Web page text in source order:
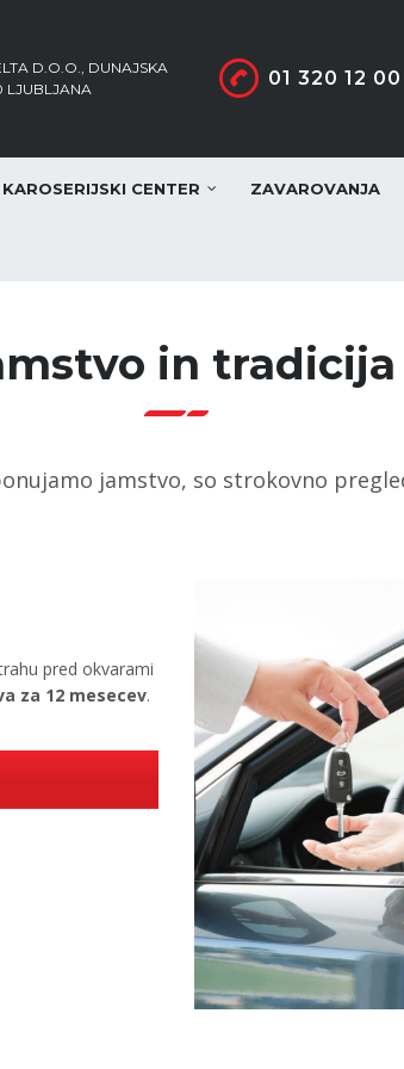
01 320 12 00
D.O.O., DUNAJSKA
LJUBLJANA
KAROSERIJSKI CENTER ZAVAROVANJA
in tradicija
jamstvo, so strokovno
pred okvarami
za 12 mesecev.